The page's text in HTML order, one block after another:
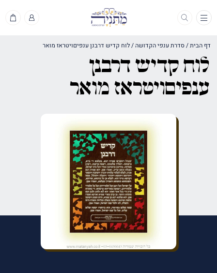
תפריט
דף הבית/סדרת ענפי הקדושה /לוח קדיש דרבנן ענפיםויטראז מואר
לוח קדיש דרבנן
ענפיםויטראז מואר